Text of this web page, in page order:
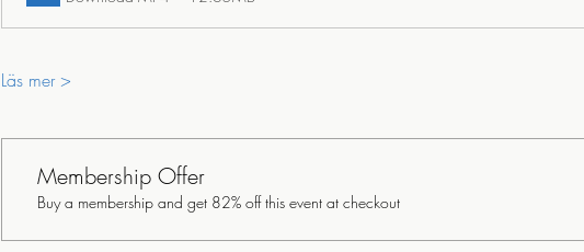
Läs mer >
Membership Offer
Buy a membership and get 82% off this event at checkout